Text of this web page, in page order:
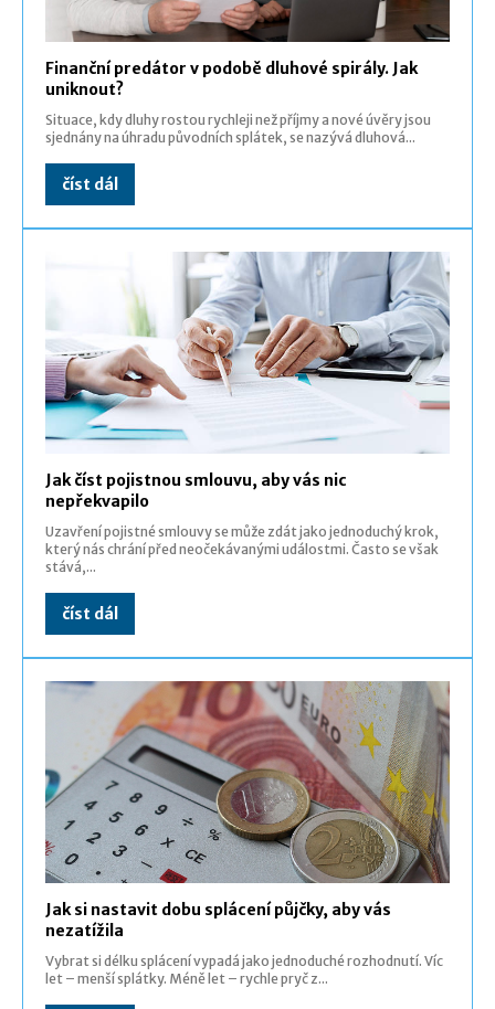
Finanční predátor v podobě dluhové spirály. Jak
uniknout?
Situace, kdy dluhy rostou rychleji než příjmy a nové úvěry jsou
sjednány na úhradu původních splátek, se nazývá dluhová...
číst dál
Jak číst pojistnou smlouvu, aby vás nic
nepřekvapilo
Uzavření pojistné smlouvy se může zdát jako jednoduchý krok,
který nás chrání před neočekávanými událostmi. Často se však
stává,...
číst dál
Jak si nastavit dobu splácení půjčky, aby vás
nezatížila
Vybrat si délku splácení vypadá jako jednoduché rozhodnutí. Víc
let – menší splátky. Méně let – rychle pryč z...